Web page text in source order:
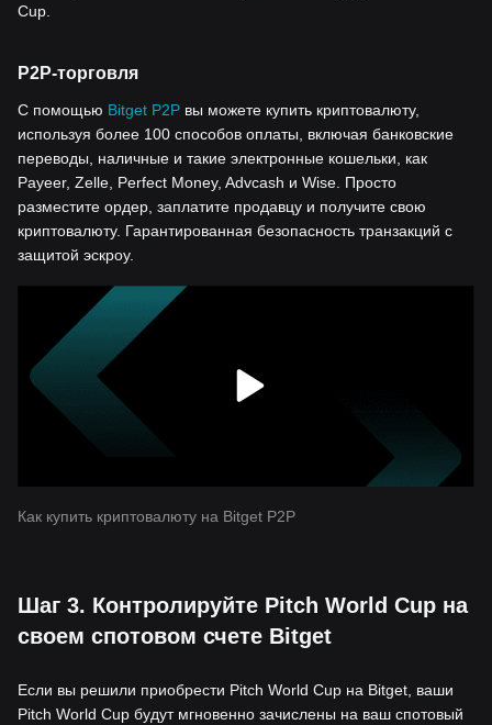
Cup.
P2P-торговля
С помощью Bitget P2P вы можете купить криптовалюту,
используя более 100 способов оплаты, включая банковские
переводы, наличные и такие электронные кошельки, как
Payeer, Zelle, Perfect Money, Advcash и Wise. Просто
разместите ордер, заплатите продавцу и получите свою
криптовалюту. Гарантированная безопасность транзакций с
защитой эскроу.
Как купить криптовалюту на Bitget P2P
Шаг 3. Контролируйте Pitch World Cup на
своем спотовом счете Bitget
Если вы решили приобрести Pitch World Cup на Bitget, ваши
Pitch World Cup будут мгновенно зачислены на ваш спотовый